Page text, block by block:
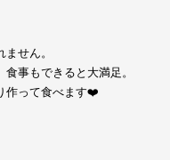
せん。
事もできると大満足。
作って食べます❤️